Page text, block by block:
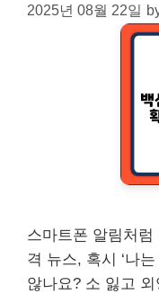
2025년 08월 22일
스마트폰 알림처
격 뉴스, 혹시 ‘나
않나요? 소 잃고